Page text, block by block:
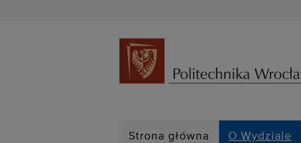
Strona główna O Wydziale